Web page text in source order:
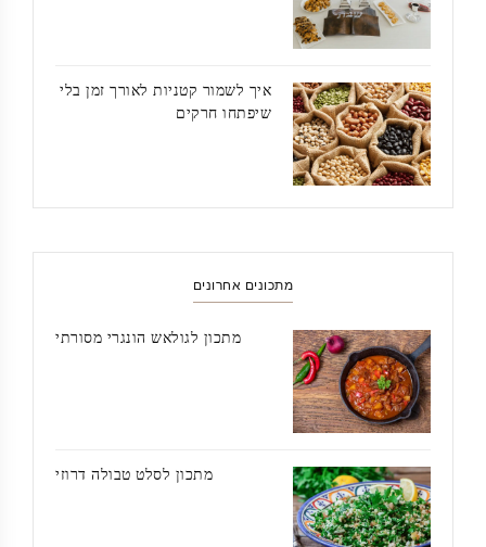
איך לשמור קטניות לאורך זמן בלי
שיפתחו חרקים
מתכונים אחרונים
מתכון לגולאש הונגרי מסורתי
מתכון לסלט טבולה דרוזי